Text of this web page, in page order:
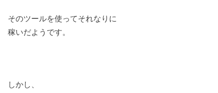
そのツールを使ってそれなりに
稼いだようです。
しかし、